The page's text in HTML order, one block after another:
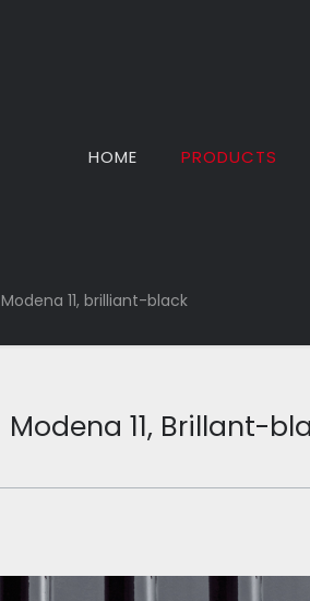
HOME PRODUCTS
Modena 11, brilliant-black
Modena 11, Brillant-